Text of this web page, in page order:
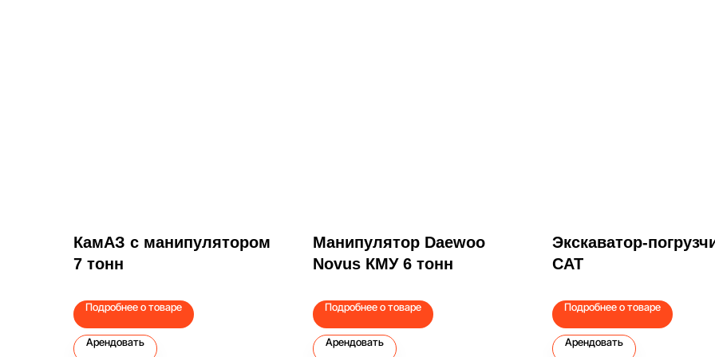
КамАЗ с манипулятором
7 тонн
Подробнее о товаре
Арендовать
Манипулятор Daewoo
Novus КМУ 6 тонн
Подробнее о товаре
Арендовать
Экскаватор-
CAT
Подробнее о товаре
Арендовать